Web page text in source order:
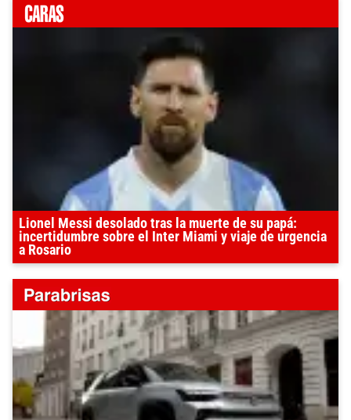
Lionel Messi desolado tras la muerte de su papá:
incertidumbre sobre el Inter Miami y viaje de urgencia
a Rosario